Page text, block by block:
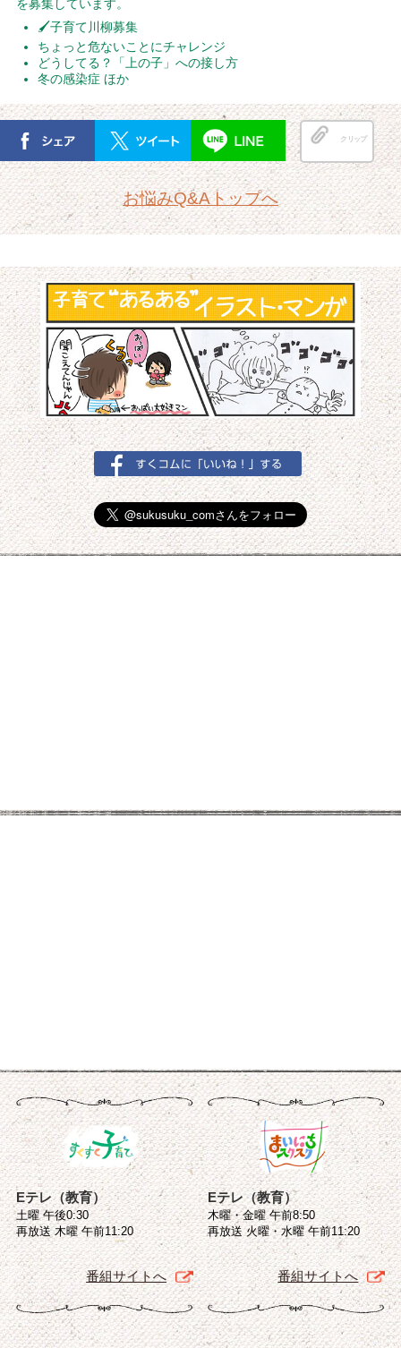
を募集しています。
🖌子育て川柳募集
ちょっと危ないことにチャレンジ
どうしてる？「上の子」への接し方
冬の感染症 ほか
クリップ
お悩みQ&Aトップへ
Eテレ（教育）
土曜 午後0:30
再放送 木曜 午前11:20
番組サイトへ
Eテレ（教育）
木曜・金曜 午前8:50
再放送 火曜・水曜 午前11:20
番組サイトへ